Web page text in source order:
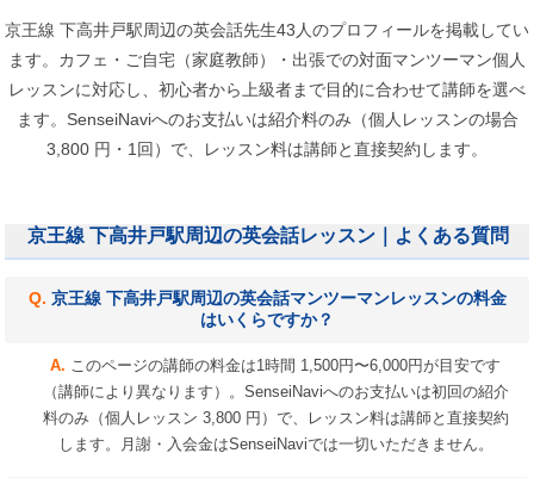
京王線 下高井戸駅周辺の英会話先生43人のプロフィールを掲載してい
ます。カフェ・ご自宅（家庭教師）・出張での対面マンツーマン個人
レッスンに対応し、初心者から上級者まで目的に合わせて講師を選べ
ます。SenseiNaviへのお支払いは紹介料のみ（個人レッスンの場合
3,800 円・1回）で、レッスン料は講師と直接契約します。
京王線 下高井戸駅周辺の英会話レッスン｜よくある質問
京王線 下高井戸駅周辺の英会話マンツーマンレッスンの料金
はいくらですか？
このページの講師の料金は1時間 1,500円〜6,000円が目安です
（講師により異なります）。SenseiNaviへのお支払いは初回の紹介
料のみ（個人レッスン 3,800 円）で、レッスン料は講師と直接契約
します。月謝・入会金はSenseiNaviでは一切いただきません。